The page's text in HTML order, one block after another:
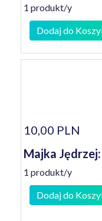
1 produkt/y
Dodaj do
10,00 PLN
Majka
1 produkt/y
Dodaj do